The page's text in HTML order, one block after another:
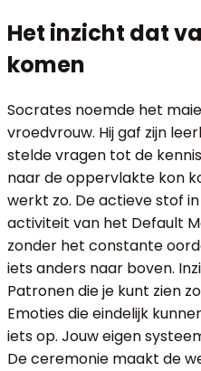
Het inzicht dat
komen
Socrates noemde het
vroedvrouw. Hij gaf zijn
stelde vragen tot de
naar de oppervlakte kon
werkt zo. De actieve stof
activiteit van het Default
zonder het constante
iets anders naar boven.
Patronen die je kunt zien
Emoties die eindelijk
iets op. Jouw eigen
De ceremonie maakt de